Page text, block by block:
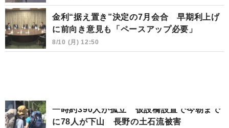
金利“据え置き”決定の7月会合 早期利上げ
に前向き意見も「ペースアップ必要」
8/10 (月) 12:50
一時約390人が孤立 仮設橋設置で今朝まで
に78人が下山 長野の土石流被害